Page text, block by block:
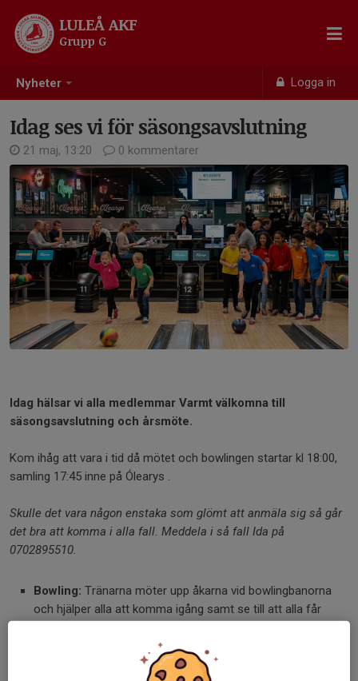
Nyheter Logga in
LULEÅ AKF
Grupp G
Idag ses vi för säsongsavslutning
21 maj, 13:20 0 kommentarer
Idag hälsar vi alla medlemmar Varmt välkomna till
säsongsavslutning och årsmöte.
Kom ihåg att vara i tid då mötet och bowlingen startar kl 18:00,
samling 17:45 inne på Ólearys .
Skulle det vara någon enstaka som glömt att anmäla sig så går
det bra att komma i alla fall. Meddela i så fall Ida på
0702895510.
Bowling: Tränarna möter upp åkarna vid bowlingbanorna
och hjälper alla att komma igång samt se till att alla får
Möteslokalen ligger längst in förbi